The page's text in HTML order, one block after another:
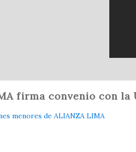
firma convenio con la
menores de ALIANZA LIMA